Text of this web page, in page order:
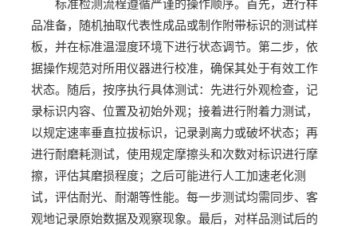
标准检测流程遵循严谨的操作顺序。首先，进行样
品准备，随机抽取代表性成品或制作附带标识的测试样
板，并在标准温湿度环境下进行状态调节。第二步，依
据操作规范对所用仪器进行校准，确保其处于有效工作
状态。随后，按序执行具体测试：先进行外观检查，记
录标识内容、位置及初始外观；接着进行附着力测试，
以规定速率垂直拉拔标识，记录剥离力或破坏状态；再
进行耐磨耗测试，使用规定摩擦头和次数对标识进行摩
擦，评估其磨损程度；之后可能进行人工加速老化测
试，评估耐光、耐潮等性能。每一步测试均需同步、客
观地记录原始数据及观察现象。最后，对样品测试后的